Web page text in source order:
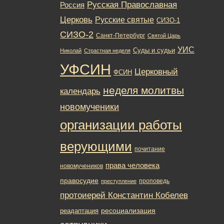
Россия Русская Православная
Церковь Русские святые СИЗО-1
СИЗО-2 Санкт-Петербург Святой Царь
Николай Страстная неделя Суды и судьи УИС
УФСИН ФСИН Церковный
календарь неделя молитвы
новомученики
организации работы
верующими почитание
новомучеников права человека
правосудие преступление проповедь
протоиерей Константин Кобелев
реадаптация ресоциализация